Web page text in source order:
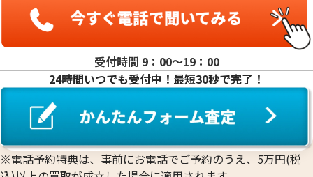
受付時間 9：00〜19：00
24時間いつでも受付中！最短30秒で完了！
※電話予約特典は、事前にお電話でご予約のうえ、5万円(税